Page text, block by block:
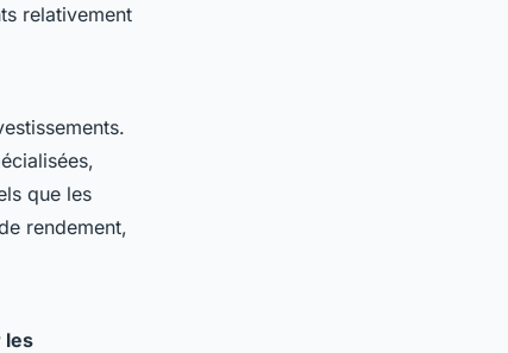
relativement
que les
rendement,
les